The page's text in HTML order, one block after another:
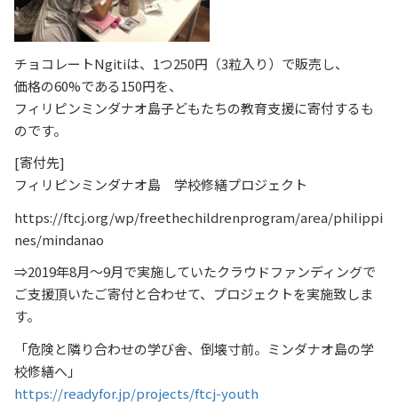
チョコレートNgitiは、1つ250円（3粒入り）で販売し、
価格の60%である150円を、
フィリピンミンダナオ島子どもたちの教育支援に寄付するも
のです。
[寄付先]
フィリピンミンダナオ島 学校修繕プロジェクト
https://ftcj.org/wp/freethechildrenprogram/area/philippi
nes/mindanao
⇒2019年8月～9月で実施していたクラウドファンディングで
ご支援頂いたご寄付と合わせて、プロジェクトを実施致しま
す。
「危険と隣り合わせの学び舎、倒壊寸前。ミンダナオ島の学
校修繕へ」
https://readyfor.jp/projects/ftcj-youth